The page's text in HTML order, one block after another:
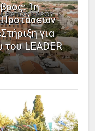
1η
για
LEADER